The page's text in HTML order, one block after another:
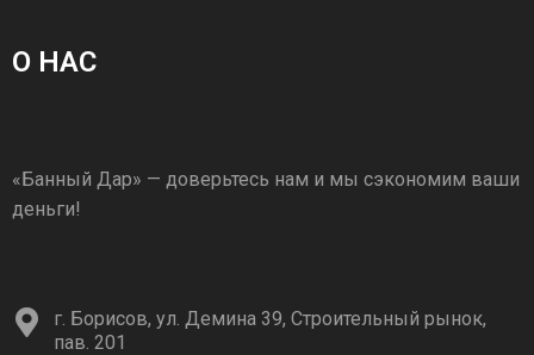
О НАС
«Банный Дар» — доверьтесь нам и мы сэкономим ваши
деньги!
г. Борисов, ул. Демина 39, Строительный рынок,
пав. 201